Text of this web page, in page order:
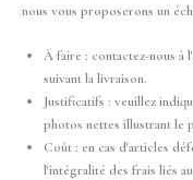
nous vous proposerons un
À faire : contactez-nous à
suivant la livraison.
Justificatifs : veuillez
photos nettes illustrant le
Coût : en cas d'articles
l'intégralité des frais liés